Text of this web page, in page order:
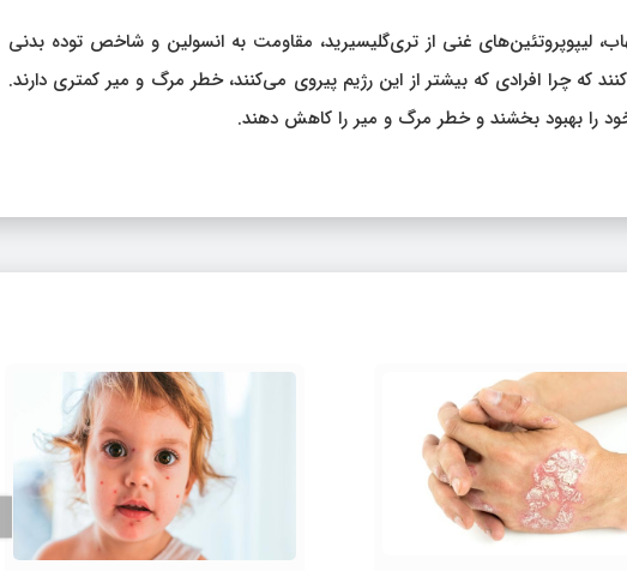
لیپوپروتئین‌های غنی از تری‌گلیسیرید، مقاومت به انسولین و شاخص توده بدنی
چرا افرادی که بیشتر از این رژیم پیروی می‌کنند، خطر مرگ و میر کمتری دارند.
خود را بهبود بخشند و خطر مرگ و میر را کاهش دهند.